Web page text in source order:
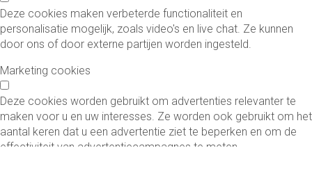
Deze cookies maken verbeterde functionaliteit en
personalisatie mogelijk, zoals video's en live chat. Ze kunnen
door ons of door externe partijen worden ingesteld.
Marketing cookies
Deze cookies worden gebruikt om advertenties relevanter te
maken voor u en uw interesses. Ze worden ook gebruikt om het
aantal keren dat u een advertentie ziet te beperken en om de
effectiviteit van advertentiecampagnes te meten.